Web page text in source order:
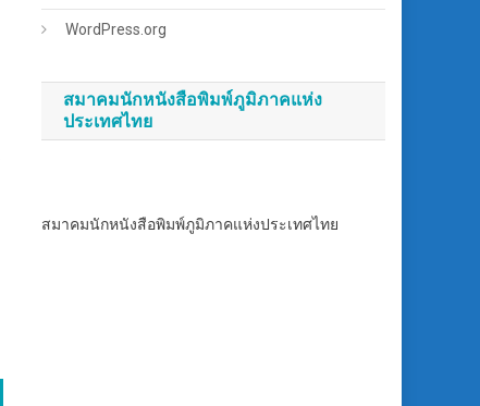
WordPress.org
สมาคมนักหนังสือพิมพ์ภูมิภาคแห่ง
ประเทศไทย
สมาคมนักหนังสือพิมพ์ภูมิภาคแห่งประเทศไทย